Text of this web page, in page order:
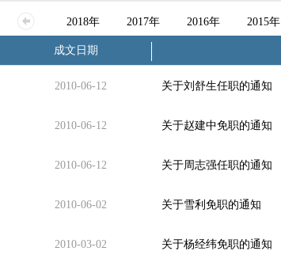
2018年 2017年 2016年 2015年
成文日期
2010-06-12 关于刘舒生任职的通知
2010-06-12 关于赵建中免职的通知
2010-06-12 关于周志强任职的通知
2010-06-02 关于雪利免职的通知
2010-03-02 关于杨经纬免职的通知